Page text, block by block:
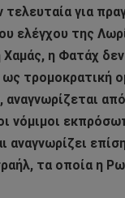
για
ελέγχου της
Χαμάς, η Φατάχ δεν
ως τρομοκρατική
αναγνωρίζεται
νόμιμοι
αναγνωρίζει
τα οποία η